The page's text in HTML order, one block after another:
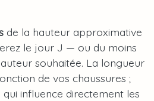
de la hauteur approximative
le jour J — ou du moins
souhaitée. La longueur
de vos chaussures ;
influence directement les